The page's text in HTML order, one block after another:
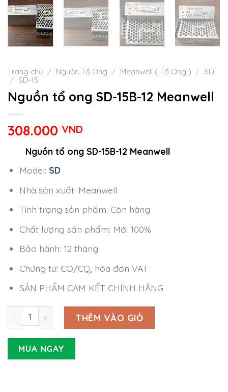
Trang chủ / Nguồn Tổ Ong / Meanwell ( Tổ Ong ) / SD
/ SD-15
Nguồn tổ ong SD-15B-12 Meanwell
308.000 VND
Nguồn tổ ong SD-15B-12 Meanwell
Model: SD
Nhà sản xuất: Meanwell
Tình trạng sản phẩm: Còn hàng
Chất lượng sản phẩm: Mới 100%
Bảo hành: 12 tháng
Chứng từ: CO/CQ, hóa đơn VAT
SẢN PHẨM CAM KẾT CHÍNH HÃNG
Nguồn tổ ong SD-15B-12 Meanwell số lượng
THÊM VÀO GIỎ
MUA NGAY